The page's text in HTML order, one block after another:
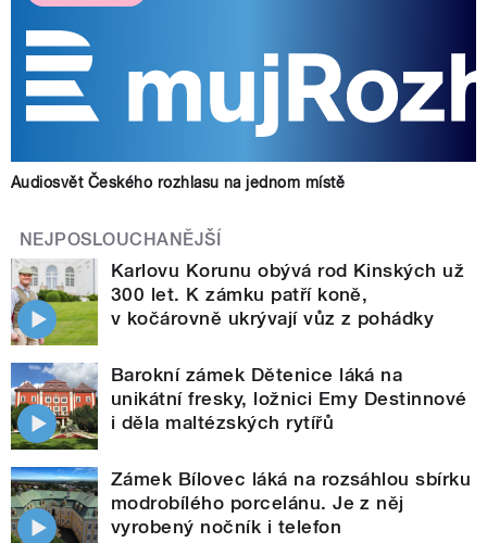
Audiosvět Českého rozhlasu na jednom místě
NEJPOSLOUCHANĚJŠÍ
Karlovu Korunu obývá rod Kinských už
300 let. K zámku patří koně,
v kočárovně ukrývají vůz z pohádky
Barokní zámek Dětenice láká na
unikátní fresky, ložnici Emy Destinnové
i děla maltézských rytířů
Zámek Bílovec láká na rozsáhlou sbírku
modrobílého porcelánu. Je z něj
vyrobený nočník i telefon